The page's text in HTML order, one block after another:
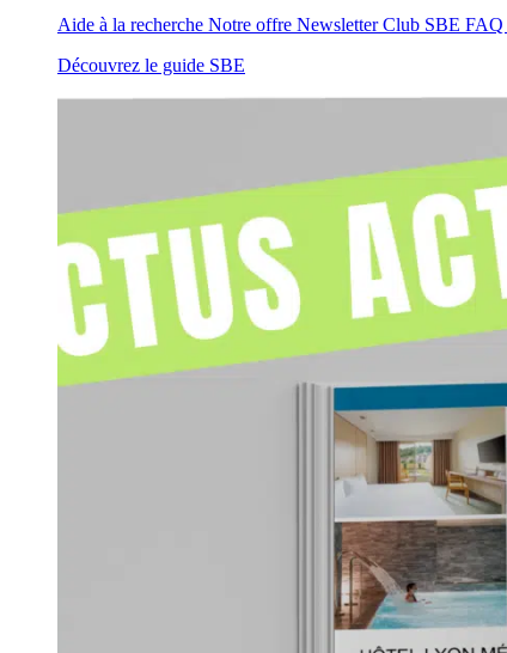
Aide à la recherche Notre offre NewsletterClub SBE FAQ
Découvrez le guide SBE